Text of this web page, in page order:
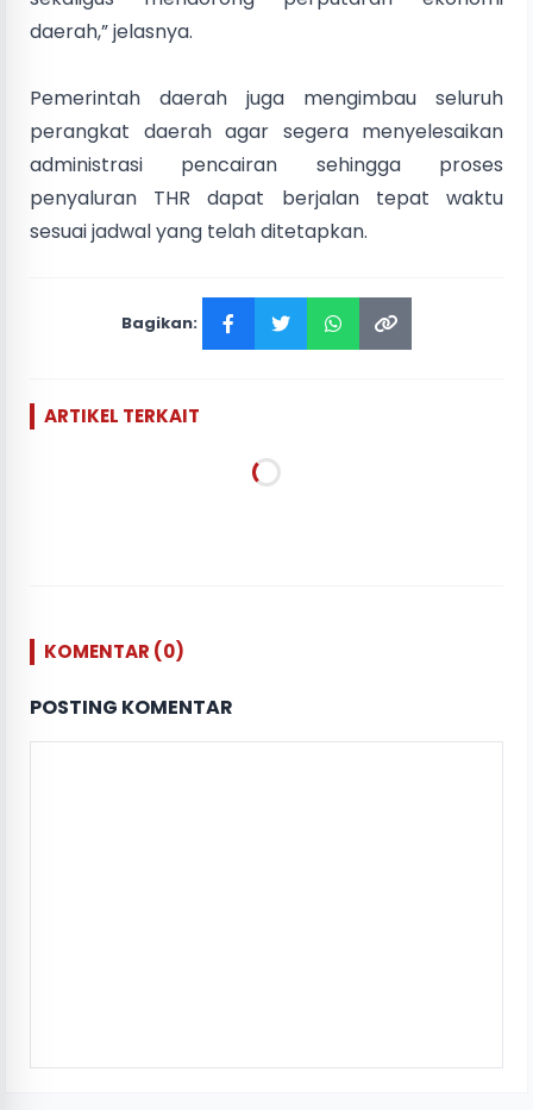
daerah,” jelasnya.
Pemerintah daerah juga mengimbau seluruh
perangkat daerah agar segera menyelesaikan
administrasi pencairan sehingga proses
penyaluran THR dapat berjalan tepat waktu
sesuai jadwal yang telah ditetapkan.
Bagikan:
ARTIKEL TERKAIT
KOMENTAR (0)
POSTING KOMENTAR